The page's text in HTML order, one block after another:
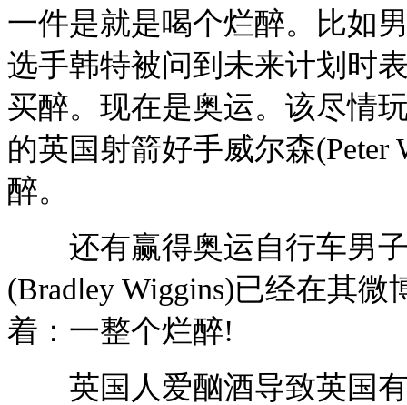
一件是就是喝个烂醉。比如
选手韩特被问到未来计划时
买醉。现在是奥运。该尽情
的英国射箭好手威尔森
醉。
还有赢得奥运自行车男子
(Bradley Wiggins)已经在其
着：一整个烂醉!
英国人爱酗酒导致英国有